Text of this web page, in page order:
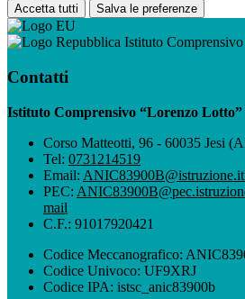
Accetta tutti Salva le preferenze
Istituto
Contatti
Istituto Comprensivo “Lorenzo Lotto”
Corso Matteotti, 96 - 60035 Jesi
Tel: 0731214519
Email: ANIC83900B@istruzione.it
PEC:
mail
C.F.: 91017920421
Codice Meccanografico:
Codice Univoco: UF9XRJ
Codice IPA: istsc_anic83900b